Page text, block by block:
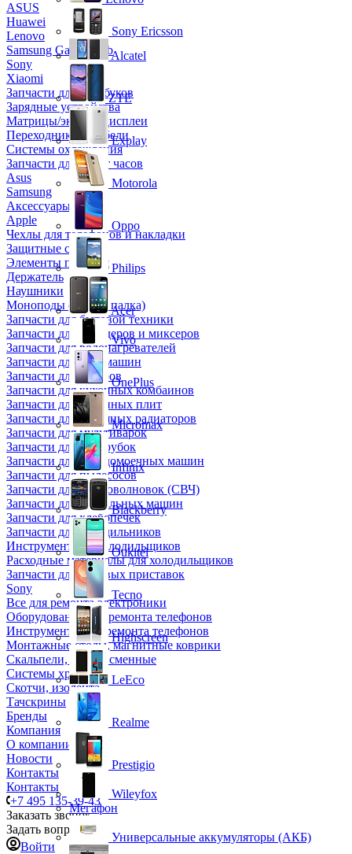
ASUS
Huawei
Lenovo
Samsung Galaxy Tab
Sony
Xiaomi
Запчасти для ноутбуков
Зарядные устройства
Матрицы/экраны/дисплеи
Переходники и кабели
Системы охлаждения
Запчасти для смарт часов
Asus
Samsung
Аксессуары
Apple
Чехлы для телефонов и накладки
Защитные стекла
Элементы питания
Держатель
Наушники
Моноподы (Селфи палка)
Запчасти для бытовой техники
Запчасти для блендеров и миксеров
Запчасти для водонагревателей
Запчасти для кофемашин
Запчасти для кулеров
Запчасти для кухонных комбаинов
Запчасти для кухонных плит
Запчасти для масляных радиаторов
Запчасти для мультиварок
Запчасти для мясорубок
Запчасти для посудомоечных машин
Запчасти для пылесосов
Запчасти для микроволновок (СВЧ)
Запчасти для стиральных машин
Запчасти для хлебопечек
Запчасти для холодильников
Инструмент для холодильщиков
Расходные материалы для холодильщиков
Запчасти для игровых приставок
Sony
Все для ремонта электроники
Оборудование для ремонта телефонов
Инструменты для ремонта телефонов
Монтажные столы, магнитные коврики
Скальпели, лезвия сменные
Системы хранения
Скотчи, изолента
Тачскрины
Бренды
Компания
О компании
Новости
Контакты
Контакты
+7 495 135-39-43
Заказать звонок
Задать вопрос
Войти
Sony Ericsson
Alcatel
ZTE
Explay
Motorola
Oppo
Philips
Acer
Vivo
OnePlus
Micromax
Infinix
Blackberry
Oukitel
Tecno
Highscreen
LeEco
Realme
Prestigio
Wileyfox
Мегафон
Универсальные аккумуляторы (АКБ)